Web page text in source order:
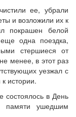
ее, убрали
и возложили их к
покрашен белой
одна поездка,
стершиеся от
менее, в этот раз
уезжал с
истории.
состоялось в День
памяти ушедшим